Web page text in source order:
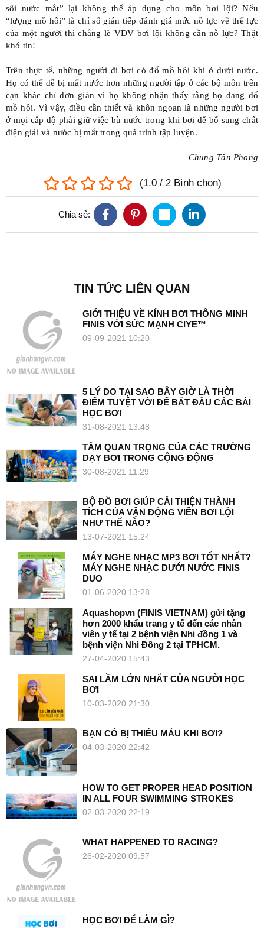
sôi nước mắt” lại không thể áp dụng cho môn bơi lội? Nếu
“lượng mồ hôi” là chỉ số gián tiếp đánh giá mức nỗ lực về thể lực
của một người thì chẳng lẽ VĐV bơi lội không cần nỗ lực? Thật
khó tin!
Trên thực tế, những người đi bơi có đổ mồ hôi khi ở dưới nước.
Họ có thể dễ bị mất nước hơn những người tập ở các bộ môn trên
cạn khác chỉ đơn giản vì họ không nhận thấy rằng họ đang đổ
mồ hôi. Vì vậy, điều cần thiết và khôn ngoan là những người bơi
ở mọi cấp độ phải giữ việc bù nước trong khi bơi để bổ sung chất
điện giải và nước bị mất trong quá trình tập luyện.
Chung Tấn Phong
(1.0 / 2 Bình chọn)
Chia sẻ:
TIN TỨC LIÊN QUAN
GIỚI THIỆU VỀ KÍNH BƠI THÔNG MINH
FINIS VỚI SỨC MẠNH CIYE™
09-09-2021 10:20
5 LÝ DO TẠI SAO BÂY GIỜ LÀ THỜI
ĐIỂM TUYỆT VỜI ĐỂ BẮT ĐẦU CÁC BÀI
HỌC BƠI
31-08-2021 13:48
TẦM QUAN TRỌNG CỦA CÁC TRƯỜNG
DẠY BƠI TRONG CỘNG ĐỘNG
30-08-2021 11:29
BỘ ĐỒ BƠI GIÚP CẢI THIỆN THÀNH
TÍCH CỦA VẬN ĐỘNG VIÊN BƠI LỘI
NHƯ THẾ NÀO?
13-07-2021 15:24
MÁY NGHE NHẠC MP3 BƠI TỐT NHẤT?
MÁY NGHE NHẠC DƯỚI NƯỚC FINIS
DUO
01-06-2020 13:28
Aquashopvn (FINIS VIETNAM) gửi tặng
hơn 2000 khẩu trang y tế đến các nhân
viên y tế tại 2 bệnh viện Nhi đồng 1 và
bệnh viện Nhi Đồng 2 tại TPHCM.
27-04-2020 15:43
SAI LẦM LỚN NHẤT CỦA NGƯỜI HỌC
BƠI
10-03-2020 21:30
BẠN CÓ BỊ THIẾU MÁU KHI BƠI?
04-03-2020 22:42
HOW TO GET PROPER HEAD POSITION
IN ALL FOUR SWIMMING STROKES
02-03-2020 22:19
WHAT HAPPENED TO RACING?
26-02-2020 09:57
HỌC BƠI ĐỂ LÀM GÌ?